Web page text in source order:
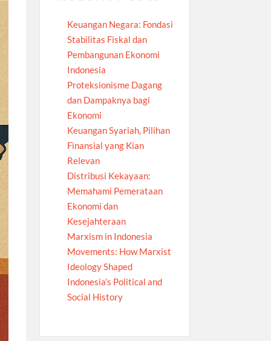
Keuangan Negara: Fondasi
Stabilitas Fiskal dan
Pembangunan Ekonomi
Indonesia
Proteksionisme Dagang
dan Dampaknya bagi
Ekonomi
Keuangan Syariah, Pilihan
Finansial yang Kian
Relevan
Distribusi Kekayaan:
Memahami Pemerataan
Ekonomi dan
Kesejahteraan
Marxism in Indonesia
Movements: How Marxist
Ideology Shaped
Indonesia’s Political and
Social History